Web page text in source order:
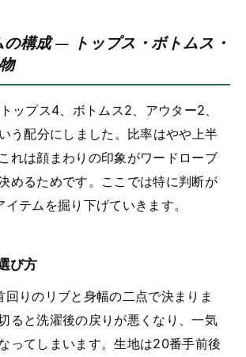
の構成 — トップス・ボトムス・
ップス4、ボトムス2、アウター2、
う配分にしました。比率はやや上半
れは顔まわりの印象がワードローブ
めるためです。ここでは特に判断が
テムを掘り下げていきます。
び方
回りのリブと身幅の二点で決まりま
ると洗濯後の戻りが悪くなり、一気
ってしまいます。生地は20番手前後